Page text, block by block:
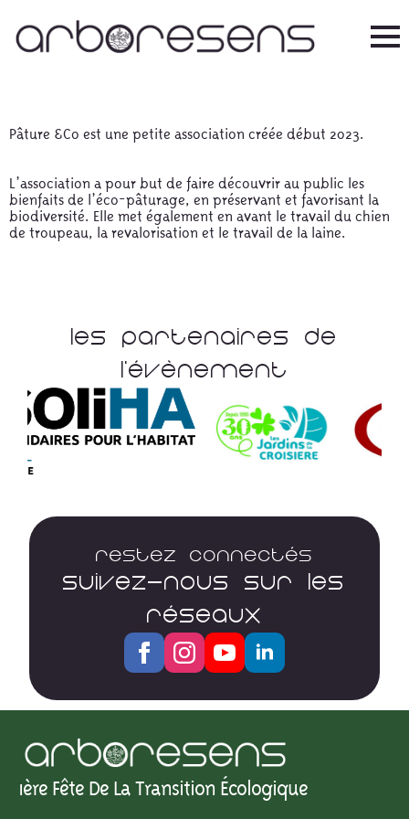
Pâture &Co est une petite association créée début 2023.
L’association a pour but de faire découvrir au public les
bienfaits de l’éco-pâturage, en préservant et favorisant la
biodiversité. Elle met également en avant le travail du chien
de troupeau, la revalorisation et le travail de la laine.
Les Partenaires De
L'évènement
Restez connectés
SUIVEZ-NOUS SUR LES
RÉSEAUX
1ère Fête De La Transition Écologique